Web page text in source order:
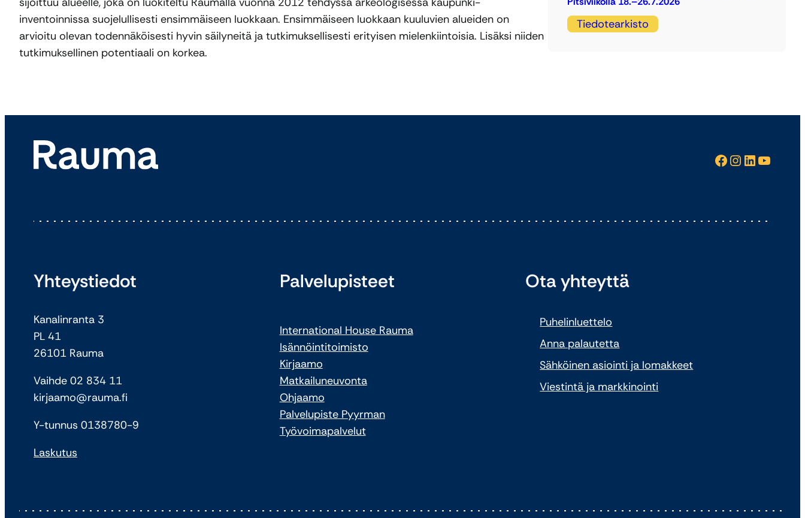
inventoinnissa suojelullisesti ensimmäiseen luokkaan. Ensimmäiseen luokkaan kuuluvien alueiden on
arvioitu olevan todennäköisesti hyvin säilyneitä ja tutkimuksellisesti erityisen mielenkiintoisia. Lisäksi niiden
tutkimuksellinen potentiaali on korkea.
Tiedotearkisto
Facebook InstagramLinkedIn YouTube
Yhteystiedot
Kanalinranta 3
PL 41
26101 Rauma
Vaihde 02 834 11
kirjaamo@rauma.fi
Y-tunnus 0138780-9
Laskutus
Palvelupisteet
International House Rauma
Isännöintitoimisto
Kirjaamo
Matkailuneuvonta
Ohjaamo
Palvelupiste Pyyrman
Työvoimapalvelut
Ota yhteyttä
Puhelinluettelo
Anna palautetta
Sähköinen asiointi ja lomakkeet
Viestintä ja markkinointi